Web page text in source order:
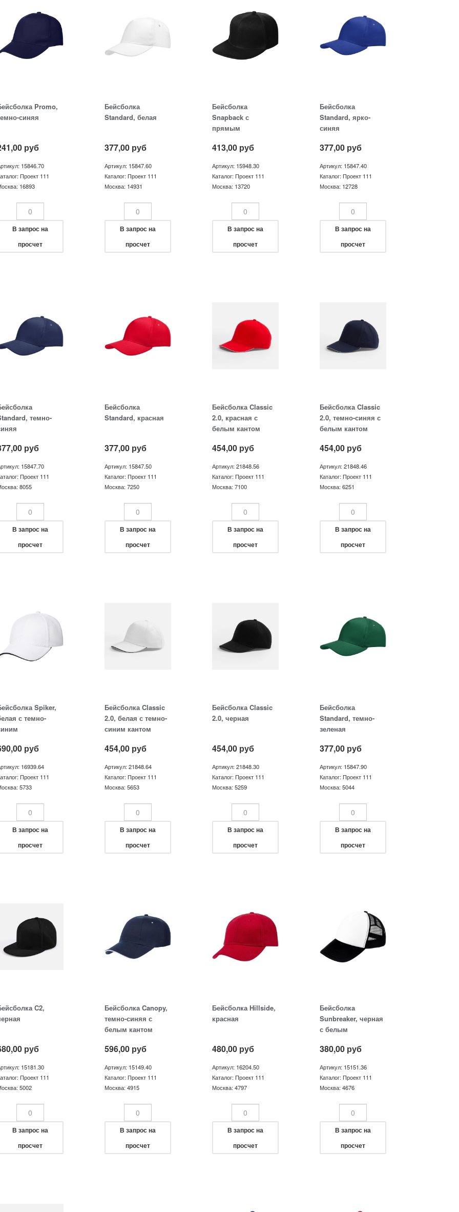
Promo,
синяя
руб
15846.70
Проект 111
16893
В запрос на
просчет
Бейсболка
Standard, белая
377,00 руб
Артикул: 15847.60
Каталог: Проект 111
Москва: 14931
В запрос на
просчет
Бейсболка
Snapback с
прямым
413,00 руб
Артикул: 15948.30
Каталог: Проект 111
Москва: 13720
В запрос на
просчет
Бейсболка
Standard, ярко-
синяя
377,00 руб
Артикул: 15847.40
Каталог: Проект 111
Москва: 12728
В запрос на
просчет
темно-
руб
15847.70
Проект 111
8055
В запрос на
просчет
Бейсболка
Standard, красная
377,00 руб
Артикул: 15847.50
Каталог: Проект 111
Москва: 7250
В запрос на
просчет
Бейсболка Classic
2.0, красная с
белым кантом
454,00 руб
Артикул: 21848.56
Каталог: Проект 111
Москва: 7100
В запрос на
просчет
Бейсболка Classic
2.0, темно-синяя с
белым кантом
454,00 руб
Артикул: 21848.46
Каталог: Проект 111
Москва: 6251
В запрос на
просчет
Spiker,
с темно-
руб
16939.64
Проект 111
5733
В запрос на
просчет
Бейсболка Classic
2.0, белая с темно-
синим кантом
454,00 руб
Артикул: 21848.64
Каталог: Проект 111
Москва: 5653
В запрос на
просчет
Бейсболка Classic
2.0, черная
454,00 руб
Артикул: 21848.30
Каталог: Проект 111
Москва: 5259
В запрос на
просчет
Бейсболка
Standard, темно-
зеленая
377,00 руб
Артикул: 15847.90
Каталог: Проект 111
Москва: 5044
В запрос на
просчет
C2,
руб
15181.30
Проект 111
5002
В запрос на
просчет
Бейсболка Canopy,
темно-синяя с
белым кантом
596,00 руб
Артикул: 15149.40
Каталог: Проект 111
Москва: 4915
В запрос на
просчет
Бейсболка Hillside,
красная
480,00 руб
Артикул: 16204.50
Каталог: Проект 111
Москва: 4797
В запрос на
просчет
Бейсболка
Sunbreaker, черная
с белым
380,00 руб
Артикул: 15151.36
Каталог: Проект 111
Москва: 4676
В запрос на
просчет